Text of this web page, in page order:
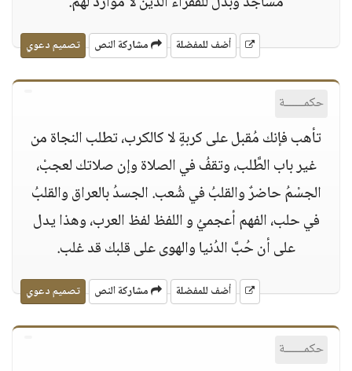
أضف للمفضلة مشاركة النص تصميم دعوي
حكمــــــة
تأهب فإنك مُقبل على كربةٍ لا كالكرب، تطلب النجاة من
غير باب الطَّلب، وتقفُ في الصلاة وإن صلاتك لعجبْ،
الجسْمُ حاضرٌ والقلبُ في شُعب. الجسدُ بالعراق والقلبُ
في حلب، الفهم أعجميُ و اللفظ لفظ العرب، وهذا يدل
على أن حُبَّ الدُنيا والهوى على قلبك قد غلب.
أضف للمفضلة مشاركة النص تصميم دعوي
حكمــــــة